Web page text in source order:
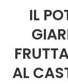
IL
AL